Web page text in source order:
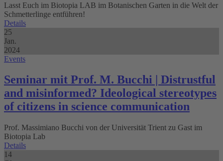
Lasst Euch im Biotopia LAB im Botanischen Garten in die Welt der
Schmetterlinge entführen!
Details
25
Jan.
2024
Events
Seminar mit Prof. M. Bucchi | Distrustful
and misinformed? Ideological stereotypes
of citizens in science communication
Prof. Massimiano Bucchi von der Universität Trient zu Gast im
Biotopia Lab
Details
14